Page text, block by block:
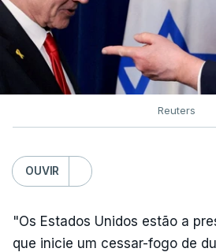
Reuters
OUVIR
"Os Estados Unidos estão a
que inicie um cessar-fogo de